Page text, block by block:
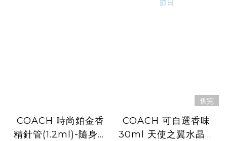
COACH 時尚鉑金香
精針管(1.2ml)-隨身香
售完
COACH 可自選香味
30ml 天使之翼水晶開